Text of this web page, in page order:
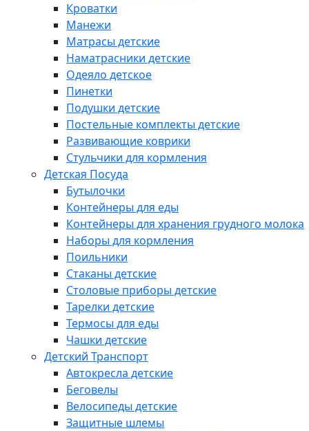
Кроватки
Манежи
Матрасы детские
Наматрасники детские
Одеяло детское
Пинетки
Подушки детские
Постельные комплекты детские
Развивающие коврики
Стульчики для кормления
Детская Посуда
Бутылочки
Контейнеры для еды
Контейнеры для хранения грудного молока
Наборы для кормления
Поильники
Стаканы детские
Столовые приборы детские
Тарелки детские
Термосы для еды
Чашки детские
Детский Транспорт
Автокресла детские
Беговелы
Велосипеды детские
Защитные шлемы